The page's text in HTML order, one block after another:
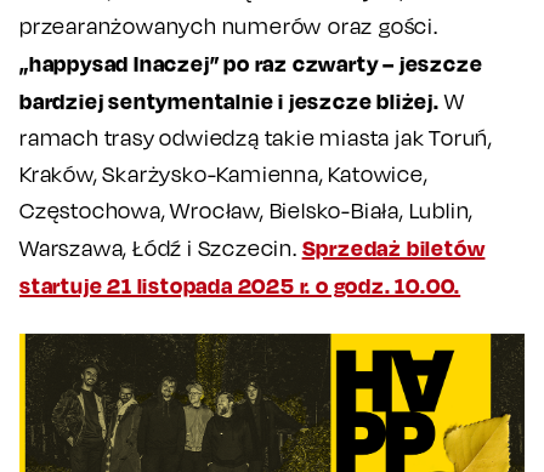
przearanżowanych numerów oraz gości.
„happysad Inaczej” po raz czwarty – jeszcze
bardziej sentymentalnie i jeszcze bliżej.W
ramach trasy odwiedzą takie miasta jak Toruń,
Kraków, Skarżysko-Kamienna, Katowice,
Częstochowa, Wrocław, Bielsko-Biała, Lublin,
Warszawa, Łódź i Szczecin. Sprzedaż biletów
startuje 21 listopada 2025 r. o godz. 10.00.